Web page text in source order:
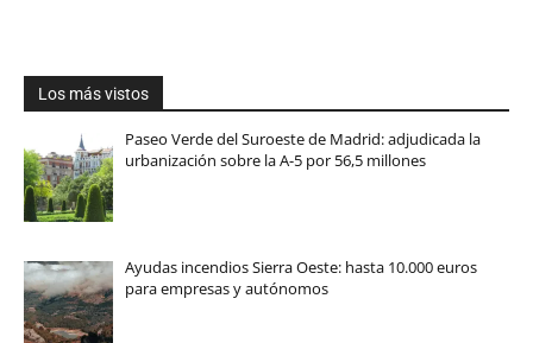
Los más vistos
Paseo Verde del Suroeste de Madrid: adjudicada la
urbanización sobre la A-5 por 56,5 millones
Ayudas incendios Sierra Oeste: hasta 10.000 euros
para empresas y autónomos